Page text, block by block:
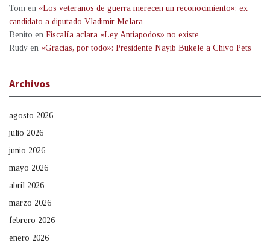
Tom en «Los veteranos de guerra merecen un reconocimiento»: ex
candidato a diputado Vladimir Melara
Benito en Fiscalía aclara «Ley Antiapodos» no existe
Rudy en «Gracias, por todo»: Presidente Nayib Bukele a Chivo Pets
Archivos
agosto 2026
julio 2026
junio 2026
mayo 2026
abril 2026
marzo 2026
febrero 2026
enero 2026